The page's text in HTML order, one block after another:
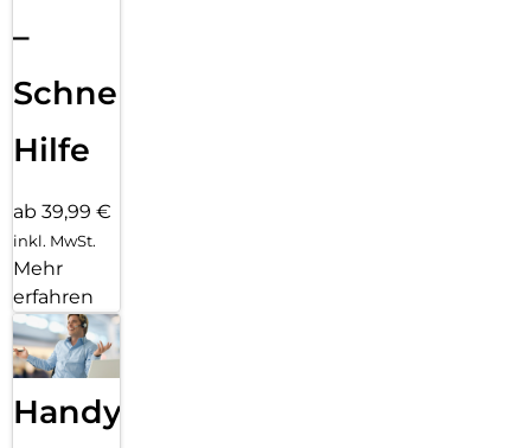
–
Schnelle
Hilfe
ab 39,99 €
inkl. MwSt.
Mehr
erfahren
Handy